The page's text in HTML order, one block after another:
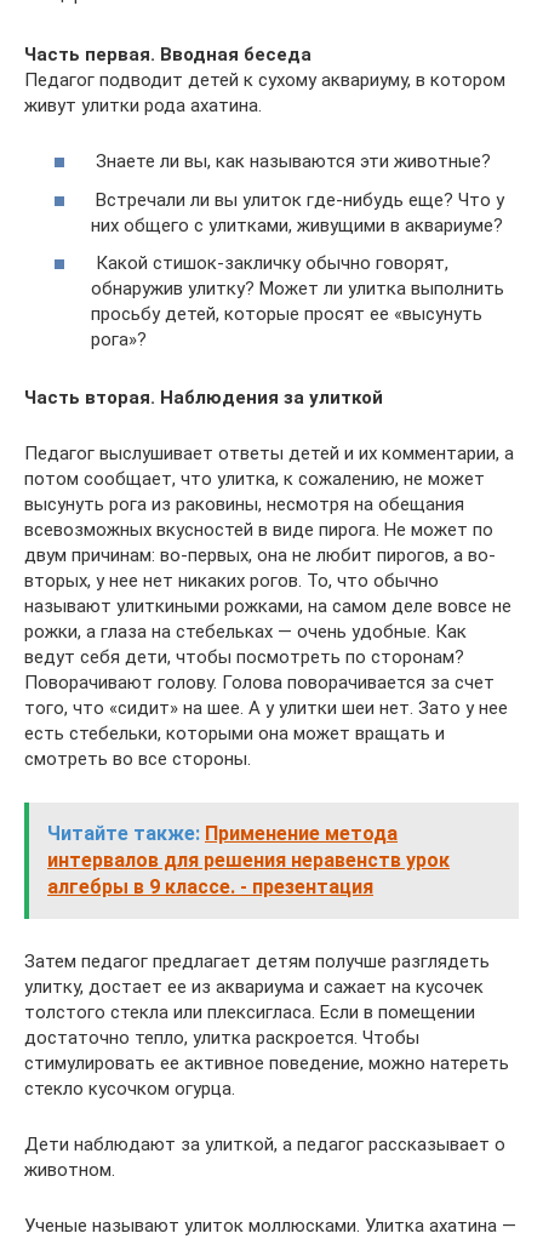
Часть первая. Вводная беседа
Педагог подводит детей к сухому аквариуму, в котором
живут улитки рода ахатина.
Знаете ли вы, как называются эти животные?
Встречали ли вы улиток где-нибудь еще? Что у
них общего с улитками, живущими в аквариуме?
Какой стишок-закличку обычно говорят,
обнаружив улитку? Может ли улитка выполнить
просьбу детей, которые просят ее «высунуть
рога»?
Часть вторая. Наблюдения за улиткой
Педагог выслушивает ответы детей и их комментарии, а
потом сообщает, что улитка, к сожалению, не может
высунуть рога из раковины, несмотря на обещания
всевозможных вкусностей в виде пирога. Не может по
двум причинам: во-первых, она не любит пирогов, а во-
вторых, у нее нет никаких рогов. То, что обычно
называют улиткиными рожками, на самом деле вовсе не
рожки, а глаза на стебельках — очень удобные. Как
ведут себя дети, чтобы посмотреть по сторонам?
Поворачивают голову. Голова поворачивается за счет
того, что «сидит» на шее. А у улитки шеи нет. Зато у нее
есть стебельки, которыми она может вращать и
смотреть во все стороны.
Читайте также: Применение метода
интервалов для решения неравенств урок
алгебры в 9 классе. - презентация
Затем педагог предлагает детям получше разглядеть
улитку, достает ее из аквариума и сажает на кусочек
толстого стекла или плексигласа. Если в помещении
достаточно тепло, улитка раскроется. Чтобы
стимулировать ее активное поведение, можно натереть
стекло кусочком огурца.
Дети наблюдают за улиткой, а педагог рассказывает о
животном.
Ученые называют улиток моллюсками. Улитка ахатина —